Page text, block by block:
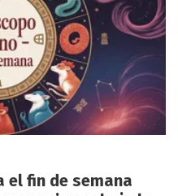
el fin de semana